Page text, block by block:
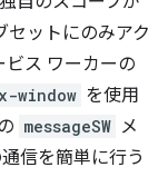
セットにのみアク
ビス ワーカーの
window を使用
messageSW メ
信を簡単に行う